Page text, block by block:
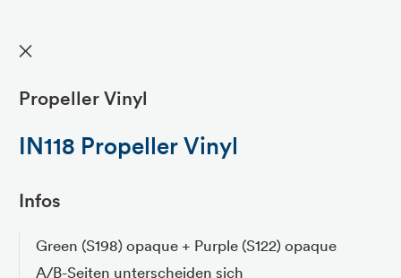
✕
Propeller Vinyl
IN118 Propeller Vinyl
Infos
Green (S198) opaque + Purple (S122) opaque
A/B-Seiten unterscheiden sich